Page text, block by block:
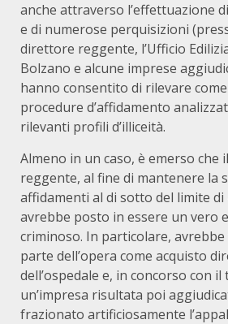
anche attraverso l’effettuazione
e di numerose perquisizioni
direttore reggente, l’Ufficio
Bolzano e alcune imprese
hanno consentito di rilevare
procedure d’affidamento
rilevanti profili d’illiceità.
Almeno in un caso, è emerso che
reggente, al fine di mantenere la
affidamenti al di sotto del limite di
avrebbe posto in essere un vero
criminoso. In particolare,
parte dell’opera come acquisto
dell’ospedale e, in concorso con
un’impresa risultata poi
frazionato artificiosamente